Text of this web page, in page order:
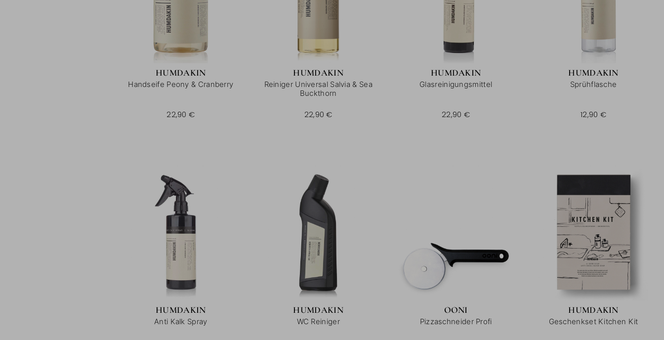
HUMDAKIN
Handseife Peony & Cranberry
22,90 €
HUMDAKIN
Reiniger Universal Salvia & Sea
Buckthorn
22,90 €
HUMDAKIN
Glasreinigungsmittel
22,90 €
HUMDAKIN
Sprühflasche
12,90 €
HUMDAKIN
Anti Kalk Spray
HUMDAKIN
WC Reiniger
OONI
Pizzaschneider Profi
HUMDAKIN
Geschenkset Kitchen Kit